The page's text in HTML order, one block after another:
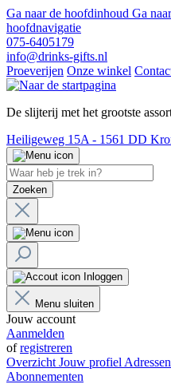
Ga naar de hoofdinhoud Ga
hoofdnavigatie
075-6405179
info@drinks-gifts.nl
Proeverijen Onze winkel
De slijterij met het grootste
Heiligeweg 15A - 1561 DD
Zoeken
Inloggen
Menu sluiten
Jouw account
Aanmelden
ofregistreren
Overzicht Jouw profiel Adressen
Abonnementen